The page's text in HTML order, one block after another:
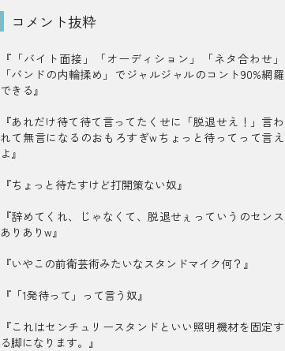
コメント抜粋
『「バイト面接」「オーディション」「ネタ合わせ」
「バンドの内輪揉め」でジャルジャルのコント90%網羅
できる』
『あれだけ待て待て言ってたくせに「脱退せえ！」言わ
れて無言になるのおもろすぎwちょっと待ってって言え
よ』
『ちょっと待たすけど打開策ない奴』
『辞めてくれ、じゃなくて、脱退せぇっていうのセンス
ありありw』
『いやこの前衛芸術みたいなスタンドマイク何？』
『「1発待って」って言う奴』
『これはセンチュリースタンドといい照明機材を固定す
る脚になります。』